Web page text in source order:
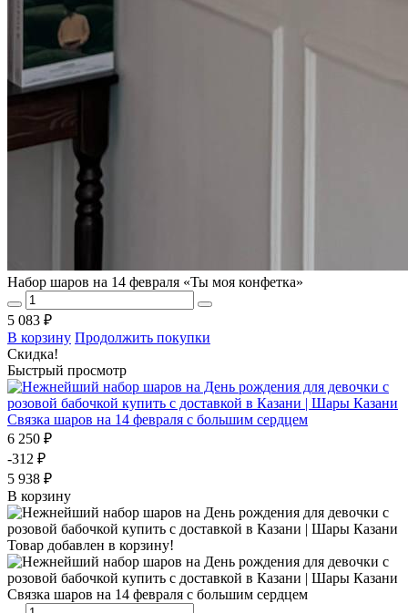
Набор шаров на 14 февраля «Ты моя конфетка»
5 083 ₽
В корзину Продолжить покупки
Скидка!
Быстрый просмотр
Связка шаров на 14 февраля с большим сердцем
6 250 ₽
-312 ₽
5 938 ₽
В корзину
Товар добавлен в корзину!
Связка шаров на 14 февраля с большим сердцем